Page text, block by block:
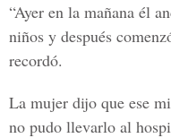
“Ayer en la mañana él
niños y después
recordó.
La mujer dijo que ese
no pudo llevarlo al